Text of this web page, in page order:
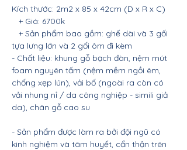
Kích thước: 2m2 x 85 x 42cm (D x R x C)
+ Giá: 6700k
+ Sản phẩm bao gồm: ghế dài và 3 gối
tựa lưng lớn và 2 gối ôm đi kèm
- Chất liệu: khung gỗ bạch đàn, nệm mút
foam nguyên tấm (nệm mềm ngồi êm,
chống xẹp lún), vải bố (ngoài ra còn có
vải nhung nỉ / da công nghiệp - simili giả
da), chân gỗ cao su
- Sản phẩm được làm ra bởi đội ngũ có
kinh nghiệm và tâm huyết, cẩn thận trên